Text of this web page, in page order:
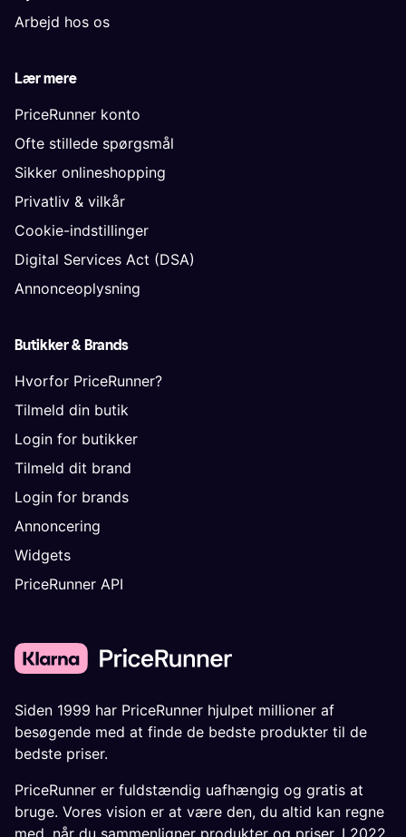
Arbejd hos os
Lær mere
PriceRunner konto
Ofte stillede spørgsmål
Sikker onlineshopping
Privatliv & vilkår
Cookie-indstillinger
Digital Services Act (DSA)
Annonceoplysning
Butikker & Brands
Hvorfor PriceRunner?
Tilmeld din butik
Login for butikker
Tilmeld dit brand
Login for brands
Annoncering
Widgets
PriceRunner API
Siden 1999 har PriceRunner hjulpet millioner af
besøgende med at finde de bedste produkter til de
bedste priser.
PriceRunner er fuldstændig uafhængig og gratis at
bruge. Vores vision er at være den, du altid kan regne